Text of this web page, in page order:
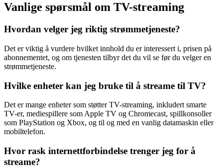
Vanlige spørsmål om TV-streaming
Hvordan velger jeg riktig strømmetjeneste?
Det er viktig å vurdere hvilket innhold du er interessert i, prisen på
abonnementet, og om tjenesten tilbyr det du vil se før du velger en
strømmetjeneste.
Hvilke enheter kan jeg bruke til å streame til TV?
Det er mange enheter som støtter TV-streaming, inkludert smarte
TV-er, mediespillere som Apple TV og Chromecast, spillkonsoller
som PlayStation og Xbox, og til og med en vanlig datamaskin eller
mobiltelefon.
Hvor rask internettforbindelse trenger jeg for å
streame?